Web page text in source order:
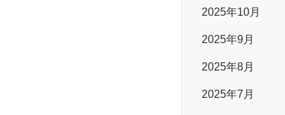
2025年10月
2025年9月
2025年8月
2025年7月